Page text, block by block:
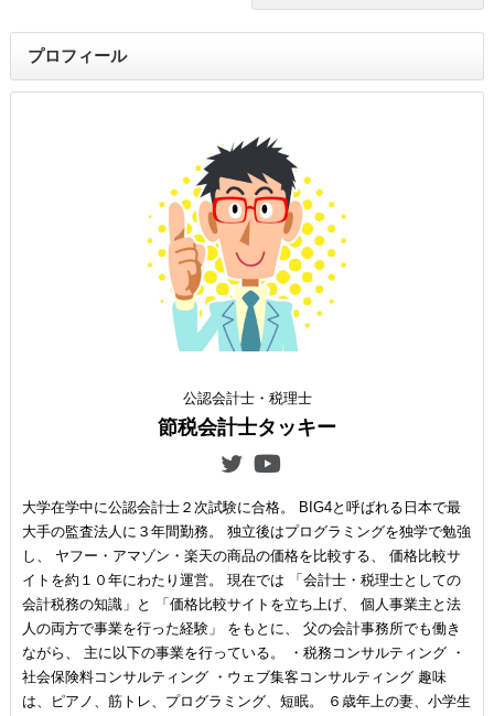
プロフィール
公認会計士・税理士
節税会計士タッキー
大学在学中に公認会計士２次試験に合格。 BIG4と呼ばれる日本で最
大手の監査法人に３年間勤務。 独立後はプログラミングを独学で勉強
し、 ヤフー・アマゾン・楽天の商品の価格を比較する、 価格比較サ
イトを約１０年にわたり運営。 現在では 「会計士・税理士としての
会計税務の知識」と 「価格比較サイトを立ち上げ、 個人事業主と法
人の両方で事業を行った経験」 をもとに、 父の会計事務所でも働き
ながら、 主に以下の事業を行っている。 ・税務コンサルティング ・
社会保険料コンサルティング ・ウェブ集客コンサルティング 趣味
は、ピアノ、筋トレ、プログラミング、短眠。 ６歳年上の妻、小学生